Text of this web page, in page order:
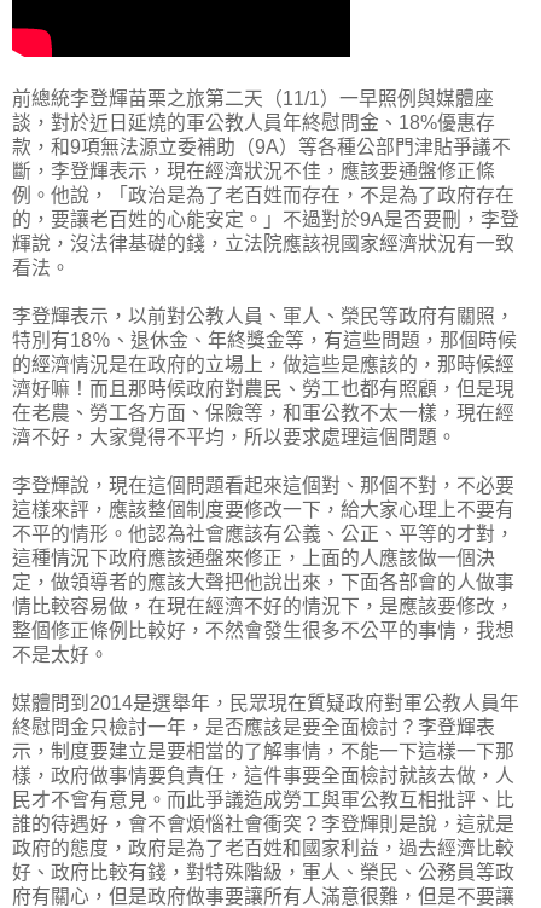
前總統李登輝苗栗之旅第二天（11/1）一早照例與媒體座
談，對於近日延燒的軍公教人員年終慰問金、18%優惠存
款，和9項無法源立委補助（9A）等各種公部門津貼爭議不
斷，李登輝表示，現在經濟狀況不佳，應該要通盤修正條
例。他說，「政治是為了老百姓而存在，不是為了政府存在
的，要讓老百姓的心能安定。」不過對於9A是否要刪，李登
輝說，沒法律基礎的錢，立法院應該視國家經濟狀況有一致
看法。
李登輝表示，以前對公教人員、軍人、榮民等政府有關照，
特別有18％、退休金、年終獎金等，有這些問題，那個時候
的經濟情況是在政府的立場上，做這些是應該的，那時候經
濟好嘛！而且那時候政府對農民、勞工也都有照顧，但是現
在老農、勞工各方面、保險等，和軍公教不太一樣，現在經
濟不好，大家覺得不平均，所以要求處理這個問題。
李登輝說，現在這個問題看起來這個對、那個不對，不必要
這樣來評，應該整個制度要修改一下，給大家心理上不要有
不平的情形。他認為社會應該有公義、公正、平等的才對，
這種情況下政府應該通盤來修正，上面的人應該做一個決
定，做領導者的應該大聲把他說出來，下面各部會的人做事
情比較容易做，在現在經濟不好的情況下，是應該要修改，
整個修正條例比較好，不然會發生很多不公平的事情，我想
不是太好。
媒體問到2014是選舉年，民眾現在質疑政府對軍公教人員年
終慰問金只檢討一年，是否應該是要全面檢討？李登輝表
示，制度要建立是要相當的了解事情，不能一下這樣一下那
樣，政府做事情要負責任，這件事要全面檢討就該去做，人
民才不會有意見。而此爭議造成勞工與軍公教互相批評、比
誰的待遇好，會不會煩惱社會衝突？李登輝則是說，這就是
政府的態度，政府是為了老百姓和國家利益，過去經濟比較
好、政府比較有錢，對特殊階級，軍人、榮民、公務員等政
府有關心，但是政府做事要讓所有人滿意很難，但是不要讓